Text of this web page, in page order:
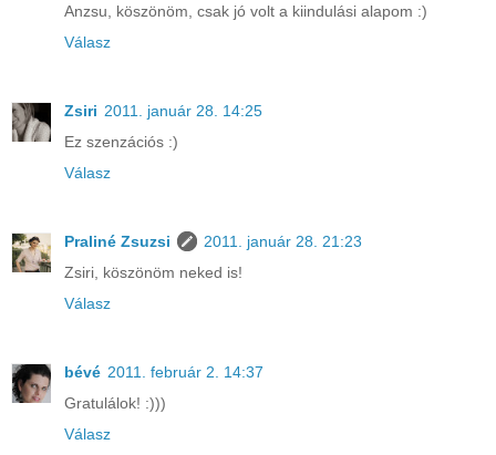
Anzsu, köszönöm, csak jó volt a kiindulási alapom :)
Válasz
Zsiri 2011. január 28. 14:25
Ez szenzációs :)
Válasz
Praliné Zsuzsi
2011. január 28. 21:23
Zsiri, köszönöm neked is!
Válasz
bévé 2011. február 2. 14:37
Gratulálok! :)))
Válasz